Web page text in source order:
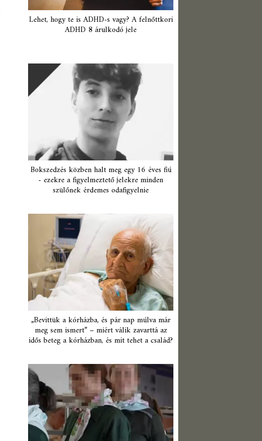
Lehet, hogy te is ADHD-s vagy? A felnőttkori
ADHD 8 árulkodó jele
Bokszedzés közben halt meg egy 16 éves fiú
- ezekre a figyelmeztető jelekre minden
szülőnek érdemes odafigyelnie
„Bevittük a kórházba, és pár nap múlva már
meg sem ismert” – miért válik zavarttá az
idős beteg a kórházban, és mit tehet a család?